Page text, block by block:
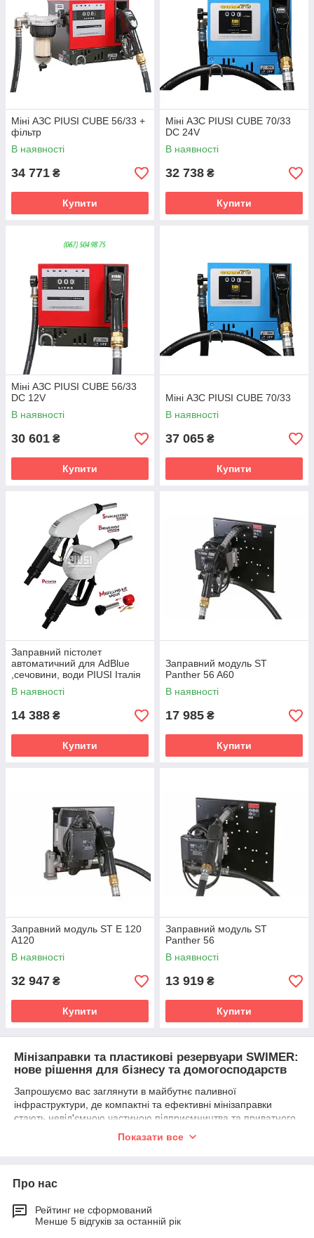
Міні АЗС PIUSI CUBE 56/33 +
фільтр
В наявності
34 771 ₴
Купити
Міні АЗС PIUSI CUBE 70/33
DC 24V
В наявності
32 738 ₴
Купити
Міні АЗС PIUSI CUBE 56/33
DC 12V
В наявності
30 601 ₴
Купити
Міні АЗС PIUSI CUBE 70/33
В наявності
37 065 ₴
Купити
Заправний пістолет
автоматичний для AdBlue
,сечовини, води PIUSI Італія
F00617000
В наявності
14 388 ₴
Купити
Заправний модуль ST
Panther 56 A60
В наявності
17 985 ₴
Купити
Заправний модуль ST E 120
A120
В наявності
32 947 ₴
Купити
Заправний модуль ST
Panther 56
В наявності
13 919 ₴
Купити
Мінізаправки та пластикові резервуари SWIMER:
нове рішення для бізнесу та домогосподарств
Запрошуємо вас заглянути в майбутнє паливної
інфраструктури, де компактні та ефективні мінізаправки
стають невід'ємною частиною підприємництва та приватного
користування. Серед новацій особливого уваги заслуговують
Пластикові автономні АЗС: нове слово у технологіях
простоті та зручності. Зазвичай вони складаються з
резервуарів, виконаних з високоякісного пластику, та
Показати все
Про нас
Рейтинг не сформований
Менше 5 відгуків за останній рік